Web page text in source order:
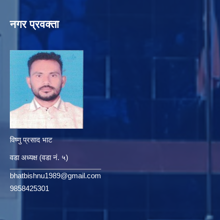
नगर प्रवक्ता
विष्णु प्रसाद भाट
वडा अध्यक्ष (वडा नं. ५)
bhatbishnu1989@gmail.com
9858425301